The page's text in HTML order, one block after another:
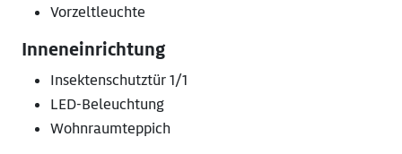
Vorzeltleuchte
Inneneinrichtung
Insektenschutztür 1/1
LED-Beleuchtung
Wohnraumteppich